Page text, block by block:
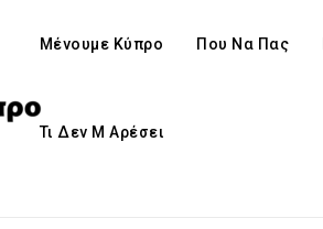
Μένουμε Κύπρο Που Να Πας
Τι Δεν Μ Αρέσει